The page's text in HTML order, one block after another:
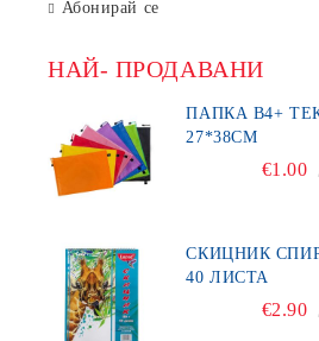
Абонирай се
НАЙ- ПРОДАВАНИ
ПАПКА В4+ ТЕКСТИЛ С ЦИП
27*38СМ
€1.00
СКИЦНИК СПИРАЛА ЛАРЕД 120ГР.
40 ЛИСТА
€2.90